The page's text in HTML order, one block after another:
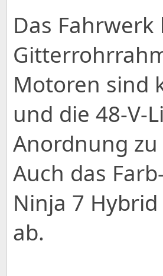
Das
Motoren sind
und die 48-V-
Anordnung
Auch das
Ninja 7
ab.